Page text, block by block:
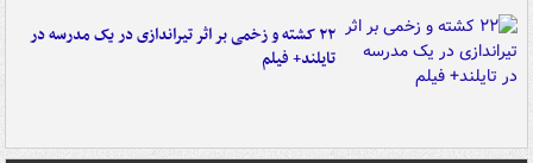
۲۲ کشته و زخمی بر اثر تیراندازی در یک مدرسه در
تایلند+ فیلم